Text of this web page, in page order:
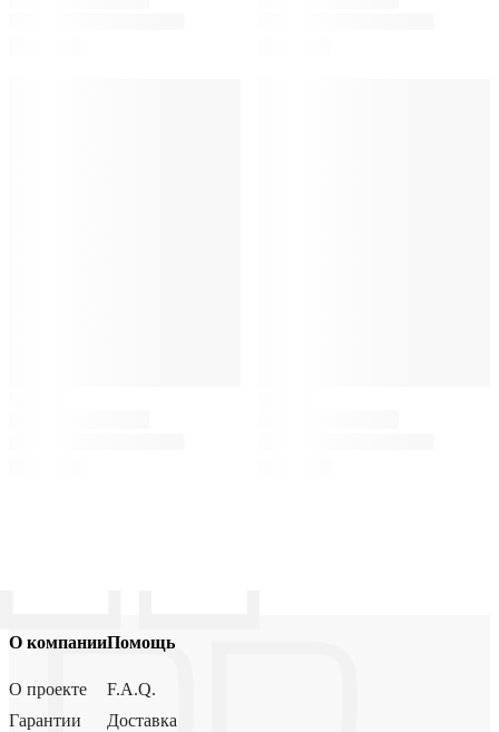
О компании
О проекте
Гарантии
Помощь
F.A.Q.
Доставка